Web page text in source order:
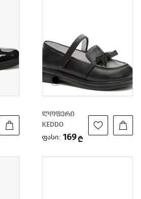
ლოფერი
KEDDO
ფასი: 169₾